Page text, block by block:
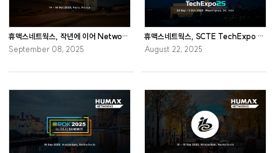
휴맥스네트웍스, 작년에 이어 Network X 2025에 참가
September 08, 2025
휴맥스네트웍스, SCTE TechExpo 2025에 참가
August 22, 2025